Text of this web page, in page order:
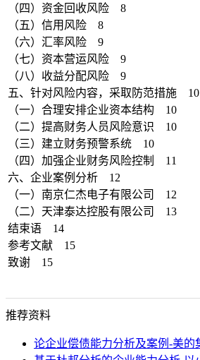
（四）资金回收风险 8
（五）信用风险 8
（六）汇率风险 9
（七）资本营运风险 9
（八）收益分配风险 9
五、针对风险内容，采取防范措施 10
（一）合理安排企业资本结构 10
（二）提高财务人员风险意识 10
（三）建立财务预警系统 10
（四）加强企业财务风险控制 11
六、企业案例分析 12
（一）南京仁杰电子有限公司 12
（二）天津泰达控股有限公司 13
结束语 14
参考文献 15
致谢 15
推荐资料
论企业偿债能力分析及案例-美的